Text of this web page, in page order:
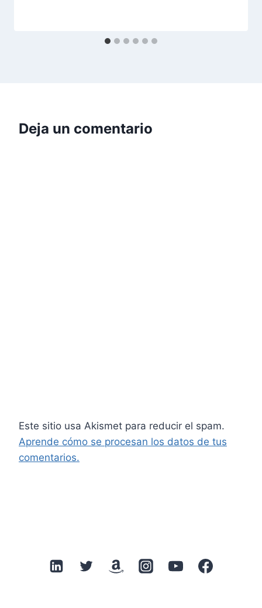
Deja un comentario
Este sitio usa Akismet para reducir el spam.
Aprende cómo se procesan los datos de tus
comentarios.